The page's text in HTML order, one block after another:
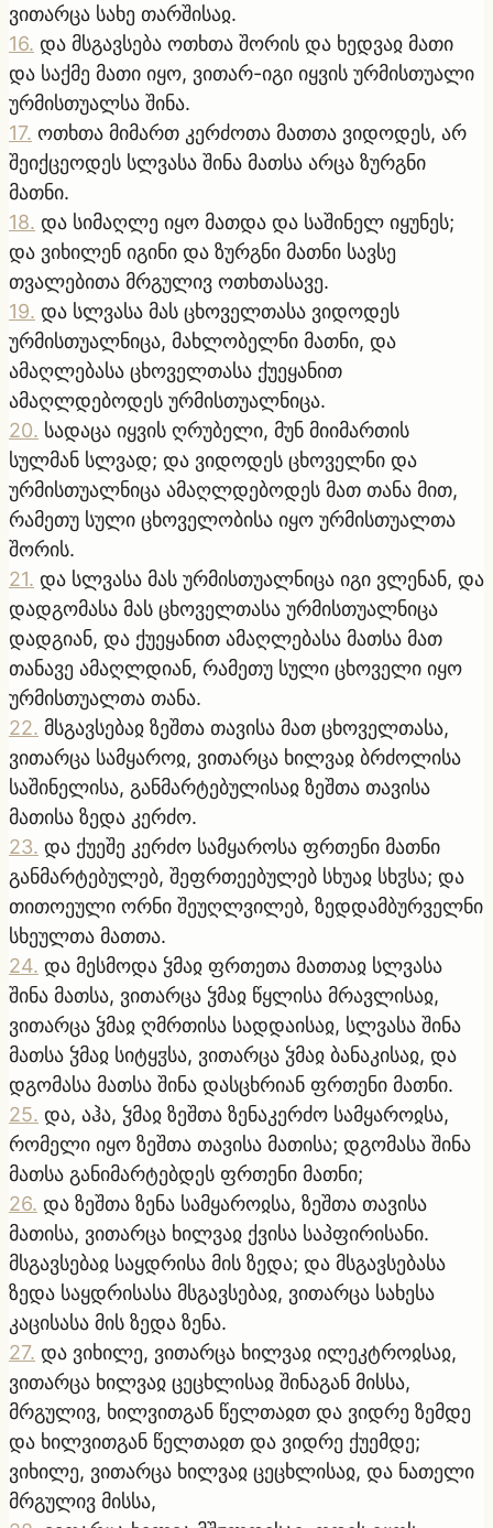
ვითარცა სახე თარშისაჲ.
16. და მსგავსება ოთხთა შორის და ხედვაჲ მათი
და საქმე მათი იყო, ვითარ-იგი იყვის ურმისთუალი
ურმისთუალსა შინა.
17. ოთხთა მიმართ კერძოთა მათთა ვიდოდეს, არ
შეიქცეოდეს სლვასა შინა მათსა არცა ზურგნი
მათნი.
18. და სიმაღლე იყო მათდა და საშინელ იყუნეს;
და ვიხილენ იგინი და ზურგნი მათნი სავსე
თვალებითა მრგულივ ოთხთასავე.
19. და სლვასა მას ცხოველთასა ვიდოდეს
ურმისთუალნიცა, მახლობელნი მათნი, და
ამაღლებასა ცხოველთასა ქუეყანით
ამაღლდებოდეს ურმისთუალნიცა.
20. სადაცა იყვის ღრუბელი, მუნ მიიმართის
სულმან სლვად; და ვიდოდეს ცხოველნი და
ურმისთუალნიცა ამაღლდებოდეს მათ თანა მით,
რამეთუ სული ცხოველობისა იყო ურმისთუალთა
შორის.
21. და სლვასა მას ურმისთუალნიცა იგი ვლენან, და
დადგომასა მას ცხოველთასა ურმისთუალნიცა
დადგიან, და ქუეყანით ამაღლებასა მათსა მათ
თანავე ამაღლდიან, რამეთუ სული ცხოველი იყო
ურმისთუალთა თანა.
22. მსგავსებაჲ ზეშთა თავისა მათ ცხოველთასა,
ვითარცა სამყაროჲ, ვითარცა ხილვაჲ ბრძოლისა
საშინელისა, განმარტებულისაჲ ზეშთა თავისა
მათისა ზედა კერძო.
23. და ქუეშე კერძო სამყაროსა ფრთენი მათნი
განმარტებულებ, შეფრთეებულებ სხუაჲ სხჳსა; და
თითოეული ორნი შეუღლვილებ, ზედდამბურველნი
სხეულთა მათთა.
24. და მესმოდა ჴმაჲ ფრთეთა მათთაჲ სლვასა
შინა მათსა, ვითარცა ჴმაჲ წყლისა მრავლისაჲ,
ვითარცა ჴმაჲ ღმრთისა სადდაისაჲ, სლვასა შინა
მათსა ჴმაჲ სიტყჳსა, ვითარცა ჴმაჲ ბანაკისაჲ, და
დგომასა მათსა შინა დასცხრიან ფრთენი მათნი.
25. და, აჰა, ჴმაჲ ზეშთა ზენაკერძო სამყაროჲსა,
რომელი იყო ზეშთა თავისა მათისა; დგომასა შინა
მათსა განიმარტებდეს ფრთენი მათნი;
26. და ზეშთა ზენა სამყაროჲსა, ზეშთა თავისა
მათისა, ვითარცა ხილვაჲ ქვისა საპფირისანი.
მსგავსებაჲ საყდრისა მის ზედა; და მსგავსებასა
ზედა საყდრისასა მსგავსებაჲ, ვითარცა სახესა
კაცისასა მის ზედა ზენა.
27. და ვიხილე, ვითარცა ხილვაჲ ილეკტროჲსაჲ,
ვითარცა ხილვაჲ ცეცხლისაჲ შინაგან მისსა,
მრგულივ, ხილვითგან წელთაჲთ და ვიდრე ზემდე
და ხილვითგან წელთაჲთ და ვიდრე ქუემდე;
ვიხილე, ვითარცა ხილვაჲ ცეცხლისაჲ, და ნათელი
მრგულივ მისსა,